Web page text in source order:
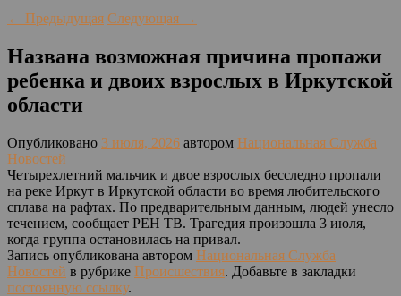
← Предыдущая Следующая →
Названа возможная причина пропажи
ребенка и двоих взрослых в Иркутской
области
Опубликовано 3 июля, 2026 автором Национальная Служба
Новостей
Четырехлетний мальчик и двое взрослых бесследно пропали
на реке Иркут в Иркутской области во время любительского
сплава на рафтах. По предварительным данным, людей унесло
течением, сообщает РЕН ТВ. Трагедия произошла 3 июля,
когда группа остановилась на привал.
Запись опубликована автором Национальная Служба
Новостей в рубрике Происшествия. Добавьте в закладки
постоянную ссылку.